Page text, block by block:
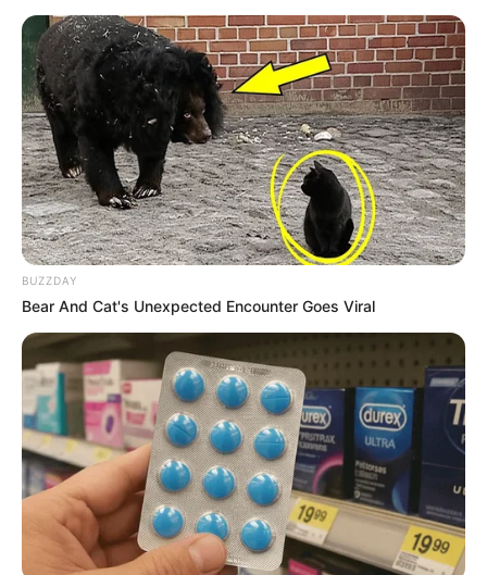
BUZZDAY
Bear And Cat's Unexpected Encounter Goes Viral